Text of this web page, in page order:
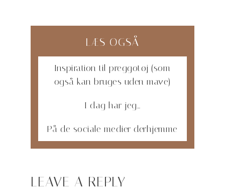
LÆS OGSÅ
Inspiration til preggotøj (som
også kan bruges uden mave)
I dag har jeg…
På de sociale medier derhjemme
LEAVE A REPLY